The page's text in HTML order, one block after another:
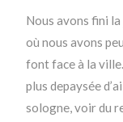
Nous avons fini
où nous avons
font face à la
plus depaysée
sologne, voir du